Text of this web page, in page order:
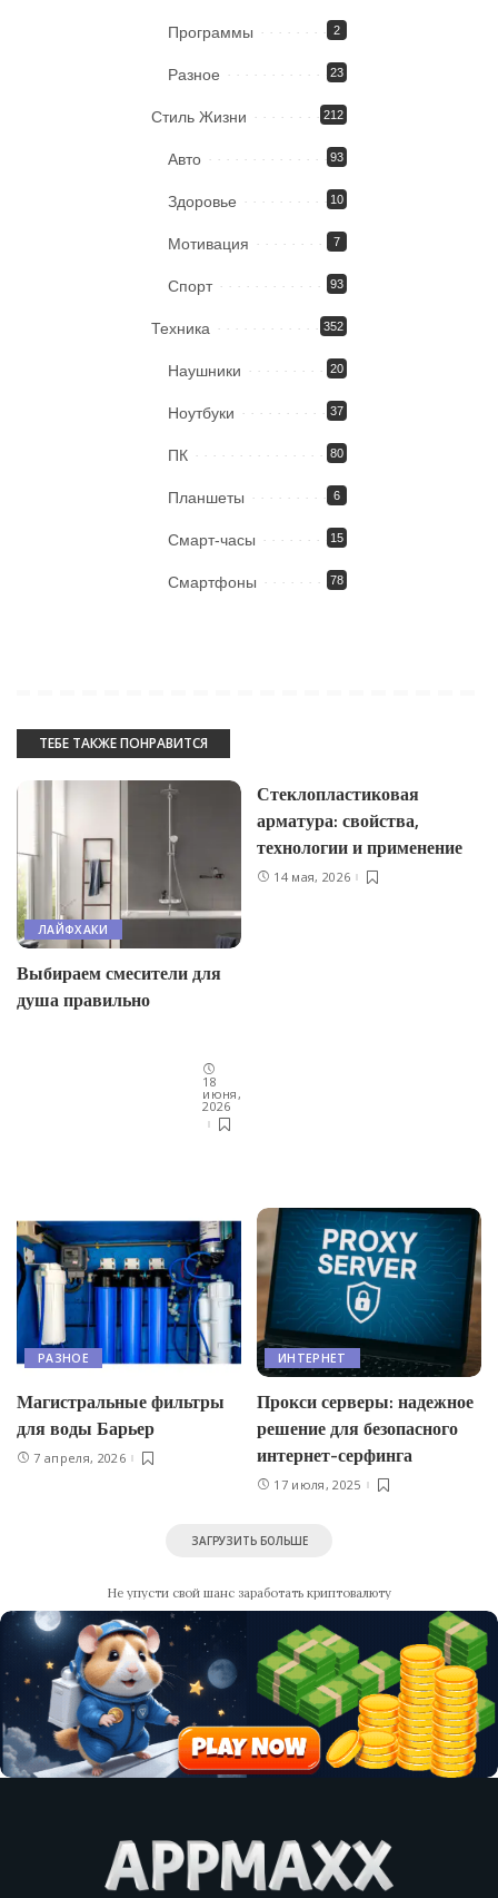
Программы 2
Разное 23
Стиль Жизни 212
Авто 93
Здоровье 10
Мотивация 7
Спорт 93
Техника 352
Наушники 20
Ноутбуки 37
ПК 80
Планшеты 6
Смарт-часы 15
Смартфоны 78
ТЕБЕ ТАКЖЕ ПОНРАВИТСЯ
ЛАЙФХАКИ
Выбираем смесители для
душа правильно
18
июня,
2026
Стеклопластиковая
арматура: свойства,
технологии и применение
14 мая, 2026
РАЗНОЕ
Магистральные фильтры
для воды Барьер
7 апреля, 2026
ИНТЕРНЕТ
Прокси серверы: надежное
решение для безопасного
интернет-серфинга
17 июля, 2025
ЗАГРУЗИТЬ БОЛЬШЕ
Не упусти свой шанс заработать криптовалюту